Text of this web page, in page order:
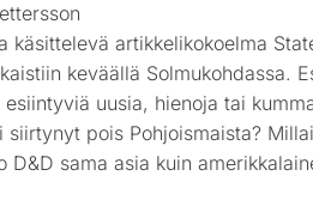
käsittelevä artikkelikokoelma
keväällä Solmukohdassa.
uusia, hienoja tai
siirtynyt pois Pohjoismaista?
D&D sama asia kuin